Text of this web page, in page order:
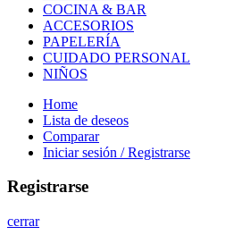
COCINA & BAR
ACCESORIOS
PAPELERÍA
CUIDADO PERSONAL
NIÑOS
Home
Lista de deseos
Comparar
Iniciar sesión / Registrarse
Registrarse
cerrar